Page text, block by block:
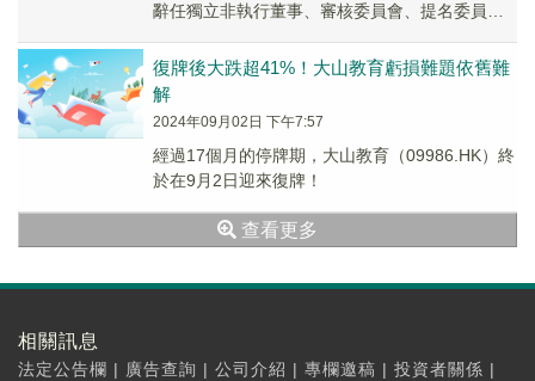
辭任獨立非執行董事、審核委員會、提名委員會
復牌後大跌超41%！大山教育虧損難題依舊難
解
2024年09月02日 下午7:57
經過17個月的停牌期，大山教育（09986.HK）終
於在9月2日迎來復牌！
查看更多
相關訊息
法定公告欄 | 廣告查詢 | 公司介紹 | 專欄邀稿 | 投資者關係 |